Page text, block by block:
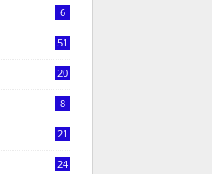
6
51
20
8
21
24